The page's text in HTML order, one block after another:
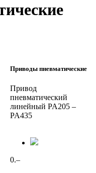
Приводы пневматические
Привод
пневматический
линейный PA205 –
PA435
0.–